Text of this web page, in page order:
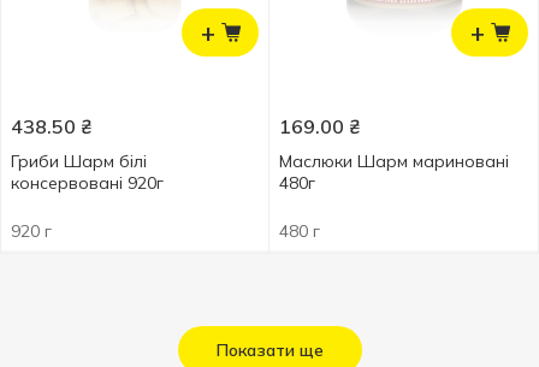
+
438.50 ₴
Гриби Шарм білі
консервовані 920г
920 г
+
169.00 ₴
Маслюки Шарм мариновані
480г
480 г
Показати ще